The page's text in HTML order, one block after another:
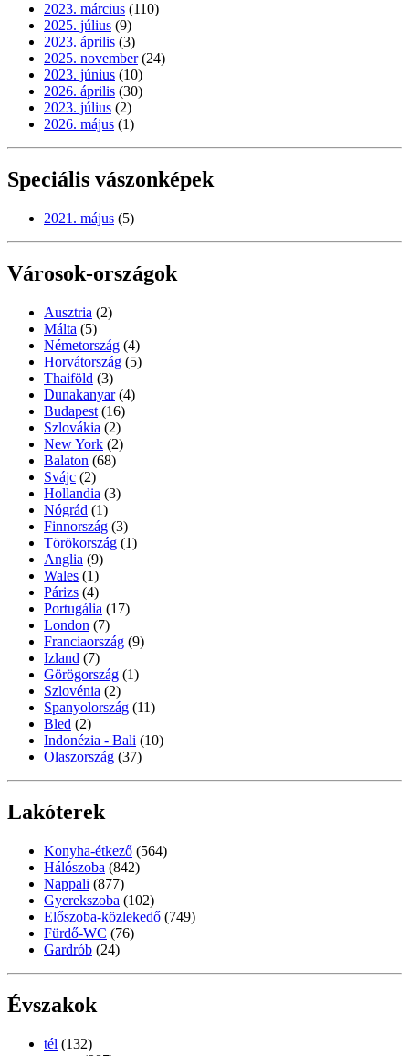
2023. március (110)
2025. július (9)
2023. április (3)
2025. november (24)
2023. június (10)
2026. április (30)
2023. július (2)
2026. május (1)
Speciális vászonképek
2021. május (5)
Városok-országok
Ausztria (2)
Málta (5)
Németország (4)
Horvátország (5)
Thaiföld (3)
Dunakanyar (4)
Budapest (16)
Szlovákia (2)
New York (2)
Balaton (68)
Svájc (2)
Hollandia (3)
Nógrád (1)
Finnország (3)
Törökország (1)
Anglia (9)
Wales (1)
Párizs (4)
Portugália (17)
London (7)
Franciaország (9)
Izland (7)
Görögország (1)
Szlovénia (2)
Spanyolország (11)
Bled (2)
Indonézia - Bali (10)
Olaszország (37)
Lakóterek
Konyha-étkező (564)
Hálószoba (842)
Nappali (877)
Gyerekszoba (102)
Előszoba-közlekedő (749)
Fürdő-WC (76)
Gardrób (24)
Évszakok
tél (132)